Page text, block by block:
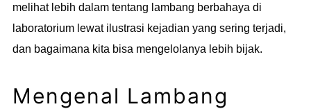
melihat lebih dalam tentang lambang berbahaya di
laboratorium lewat ilustrasi kejadian yang sering terjadi,
dan bagaimana kita bisa mengelolanya lebih bijak.
Mengenal Lambang